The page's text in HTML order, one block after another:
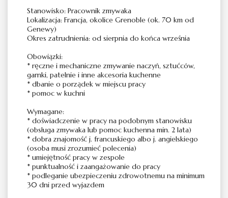
Stanowisko: Pracownik zmywaka
Lokalizacja: Francja, okolice Grenoble (ok. 70 km od
Genewy)
Okres zatrudnienia: od sierpnia do końca września
Obowiązki:
* ręczne i mechaniczne zmywanie naczyń, sztućców,
garnki, patelnie i inne akcesoria kuchenne
* dbanie o porządek w miejscu pracy
* pomoc w kuchni
Wymagane:
* doświadczenie w pracy na podobnym stanowisku
(obsługa zmywaka lub pomoc kuchenna min. 2 lata)
* dobra znajomość j. francuskiego albo j. angielskiego
(osoba musi zrozumieć polecenia)
* umiejętność pracy w zespole
* punktualność i zaangażowanie do pracy
* podleganie ubezpieczeniu zdrowotnemu na minimum
30 dni przed wyjazdem